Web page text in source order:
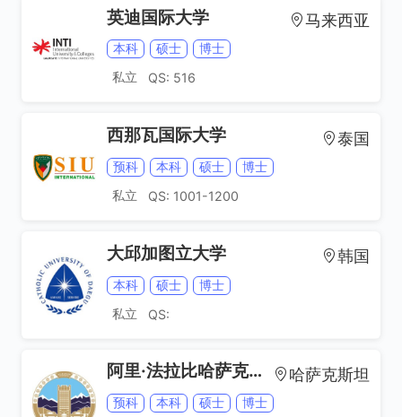
英迪国际大学 马来西亚
本科 硕士
博士
私立
QS: 516
西那瓦国际大学 泰国
预科 本科 硕士
博士
私立
QS: 1001-1200
大邱加图立大学 韩国
本科 硕士
博士
私立
QS:
阿里·法拉比哈萨克国立大学 哈萨克斯坦
预科 本科 硕士 博士